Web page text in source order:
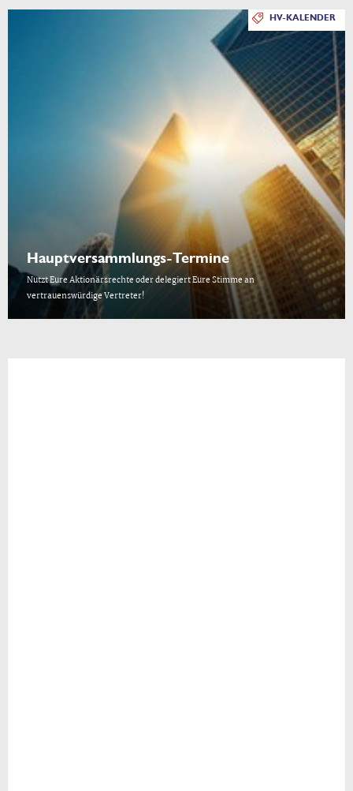
HV-KALENDER
Hauptversammlungs-Termine
Nutzt Eure Aktionärsrechte oder delegiert Eure Stimme an
vertrauenswürdige Vertreter!